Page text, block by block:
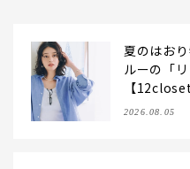
夏のはお
ルーの「
【12closet
2026.08.05